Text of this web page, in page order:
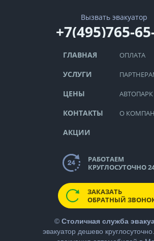
Вызвать эвакуатор
+7(495)765-
ГЛАВНАЯ
УСЛУГИ
ЦЕНЫ
КОНТАКТЫ
АКЦИИ
ОПЛАТА
АВТОПАРК
О
РАБОТАЕМ
КРУГЛОСУТОЧНО
ЗАКАЗАТЬ
ОБРАТНЫЙ
© Столичная служба
эвакуатор дешево